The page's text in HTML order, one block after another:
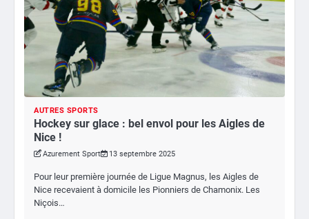
AUTRES SPORTS
Hockey sur glace : bel envol pour les Aigles de
Nice !
Azurement Sport 13 septembre 2025
Pour leur première journée de Ligue Magnus, les Aigles de
Nice recevaient à domicile les Pionniers de Chamonix. Les
Niçois…